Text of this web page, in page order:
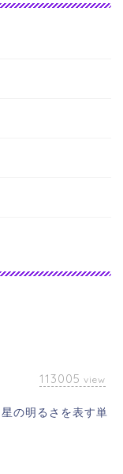
113005 view
の明るさを表す単